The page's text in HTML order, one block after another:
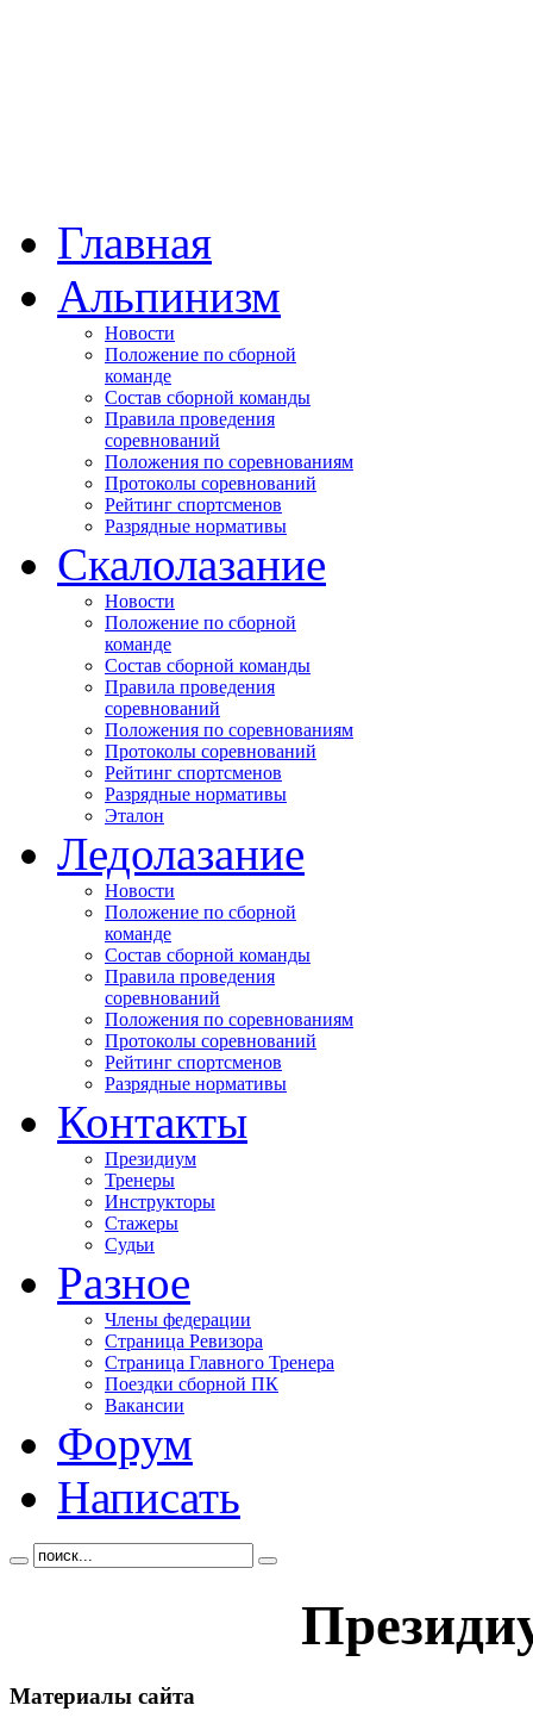
Главная
Альпинизм
Новости
Положение по сборной
команде
Состав сборной команды
Правила проведения
соревнований
Положения по соревнованиям
Протоколы соревнований
Рейтинг спортсменов
Разрядные нормативы
Скалолазание
Новости
Положение по сборной
команде
Состав сборной команды
Правила проведения
соревнований
Положения по соревнованиям
Протоколы соревнований
Рейтинг спортсменов
Разрядные нормативы
Эталон
Ледолазание
Новости
Положение по сборной
команде
Состав сборной команды
Правила проведения
соревнований
Положения по соревнованиям
Протоколы соревнований
Рейтинг спортсменов
Разрядные нормативы
Контакты
Президиум
Тренеры
Инструкторы
Стажеры
Судьи
Разное
Члены федерации
Страница Ревизора
Страница Главного Тренера
Поездки сборной ПК
Вакансии
Форум
Написать
Материалы сайта